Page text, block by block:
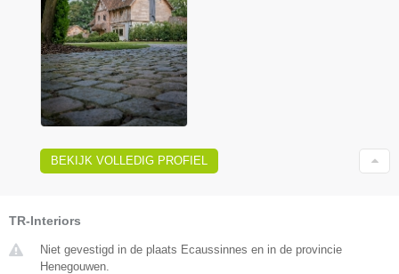
BEKIJK VOLLEDIG PROFIEL
TR-Interiors
Niet gevestigd in de plaats Ecaussinnes en in de provincie
Henegouwen.